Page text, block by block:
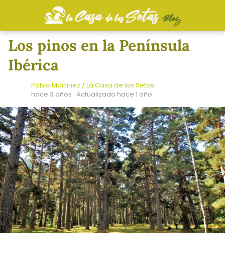
Los pinos en la Península
Ibérica
Pablo Martínez / La Casa de las Setas
hace 3 años · Actualizado hace 1 año